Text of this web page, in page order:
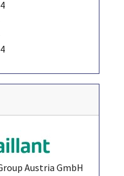
Austria GmbH